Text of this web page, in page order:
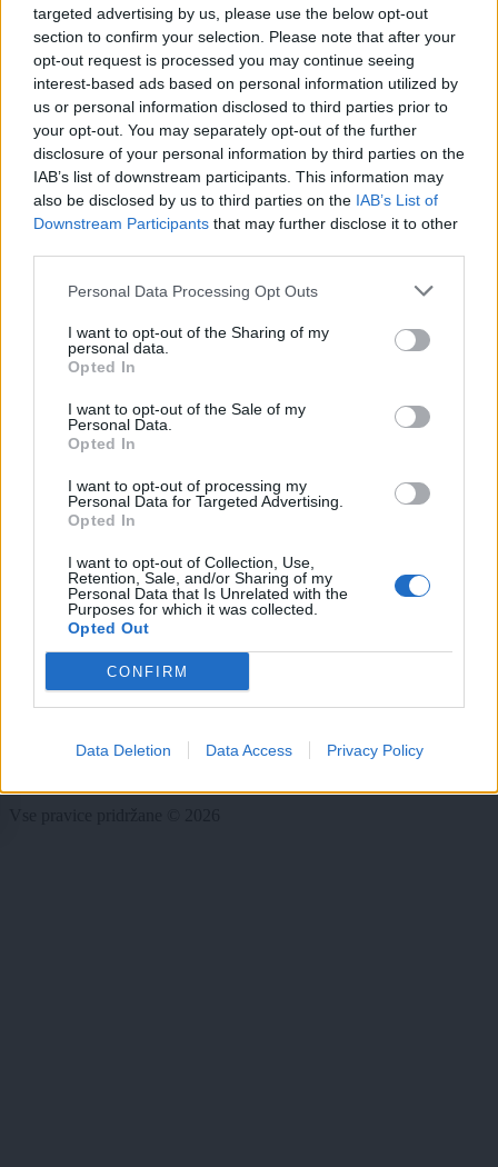
targeted advertising by us, please use the below opt-out
section to confirm your selection. Please note that after your
opt-out request is processed you may continue seeing
interest-based ads based on personal information utilized by
us or personal information disclosed to third parties prior to
your opt-out. You may separately opt-out of the further
disclosure of your personal information by third parties on the
IAB’s list of downstream participants. This information may
also be disclosed by us to third parties on the IAB’s List of
Downstream Participants that may further disclose it to other
Personal Data Processing Opt Outs
I want to opt-out of the Sharing of my
personal data.
Opted In
I want to opt-out of the Sale of my
Personal Data.
Opted In
I want to opt-out of processing my
Personal Data for Targeted Advertising.
Opted In
I want to opt-out of Collection, Use,
Retention, Sale, and/or Sharing of my
Personal Data that Is Unrelated with the
Purposes for which it was collected.
Opted Out
CONFIRM
Data Deletion Data Access Privacy Policy
Moji Mediji d.o.o.
sobotainfo.com•mariborinfo.com•ptujinfo.com•pomurec.com
dolenjskainfo.com•ljubljanainfo.com•gorenjskainfo.com•
tvidea.si
Vse pravice pridržane © 2026
Tematike
Lokalno
Slovenija
Svet
Politika
Kronika
Zdravje
Šport
Scena
Zadnje novice
Dogodki
Igre
Forum
Mali oglasi
Oglaševanje
Prijavi se na cajtng